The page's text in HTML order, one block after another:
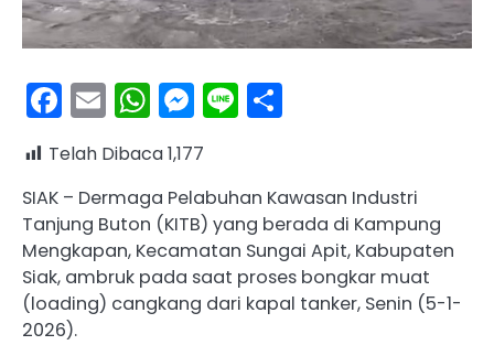
Facebook
EmailWhatsApp
Messenger
Line
Telah Dibaca1,177
SIAK – Dermaga Pelabuhan Kawasan Industri
Tanjung Buton (KITB) yang berada di Kampung
Mengkapan, Kecamatan Sungai Apit, Kabupaten
Siak, ambruk pada saat proses bongkar muat
(loading) cangkang dari kapal tanker, Senin (5-1-
2026).